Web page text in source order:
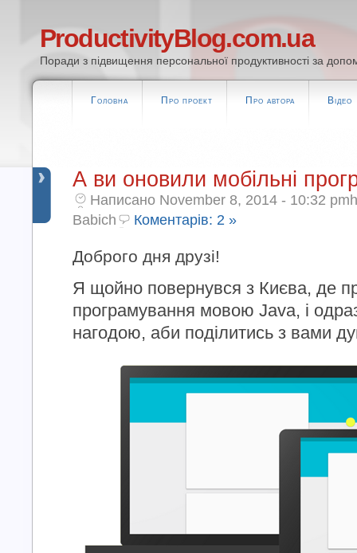
ProductivityBlog.com.ua
Поради з підвищення персональної продуктивності за
Головна Про проект Про автора Відео
А ви оновили мобільні
Написано November 8, 2014 - 10:32
Babich
Коментарів: 2 »
Доброго дня друзі!
Я щойно повернувся з Києва, де
програмування мовою Java, і
нагодою, аби поділитись з вами